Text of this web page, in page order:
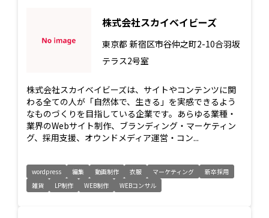
株式会社スカイベイビーズ
東京都 新宿区市谷仲之町2-10合羽坂
テラス2号室
株式会社スカイベイビーズは、サイトやコンテンツに関
わる全ての人が「自然体で、生きる」を実感できるよう
なものづくりを目指している企業です。あらゆる業種・
業界のWebサイト制作、ブランディング・マーケティン
グ、採用支援、オウンドメディア運営・コン...
wordpress 編集 動画制作 衣服 マーケティング
新卒採用
雑貨
LP制作 WEB制作 WEBコンサル